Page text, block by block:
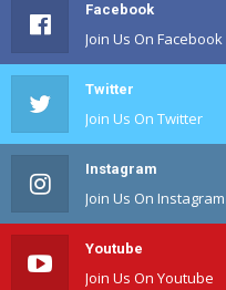
Facebook
Join Us On Facebook
Twitter
Join Us On Twitter
Instagram
Join Us On Instagram
Youtube
Join Us On Youtube